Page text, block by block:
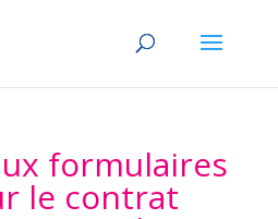
formulaires
le contrat